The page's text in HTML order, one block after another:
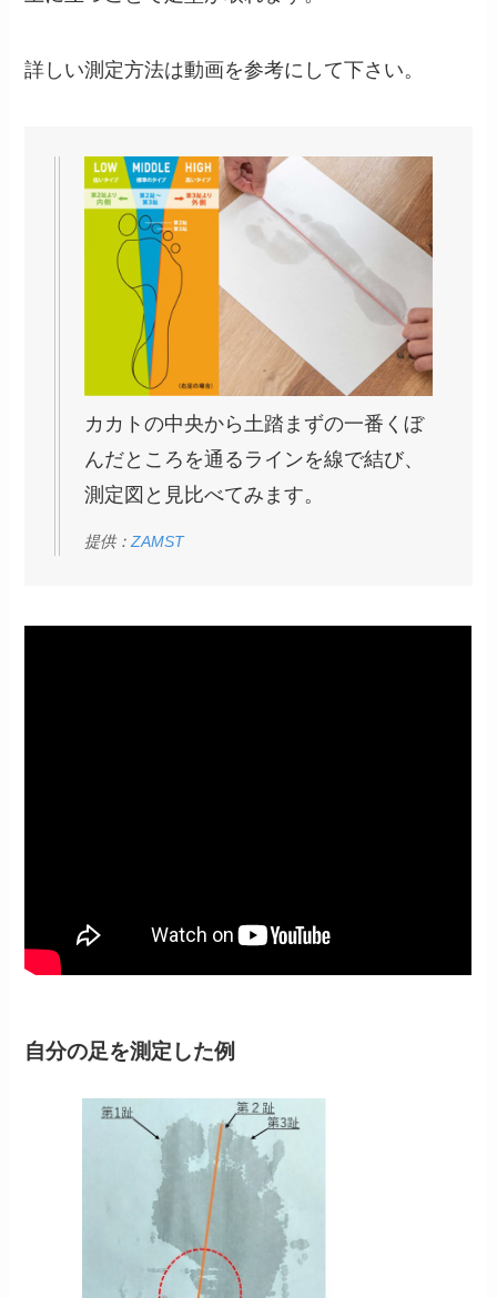
詳しい測定方法は動画を参考にして下さい。
カカトの中央から土踏まずの一番くぼ
んだところを通るラインを線で結び、
測定図と見比べてみます。
提供：ZAMST
自分の足を測定した例